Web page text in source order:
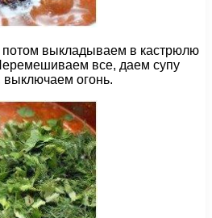
выкладываем в кастрюлю
все, даем супу
выключаем огонь.